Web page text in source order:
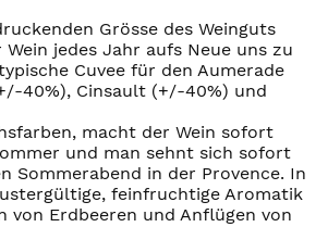
Grösse des Weinguts
jedes Jahr aufs Neue uns zu
Cuvee für den Aumerade
40%), Cinsault (+/-40%) und
macht der Wein sofort
und man sehnt sich sofort
Sommerabend in der Provence. In
feinfruchtige Aromatik
von Erdbeeren und Anflügen von